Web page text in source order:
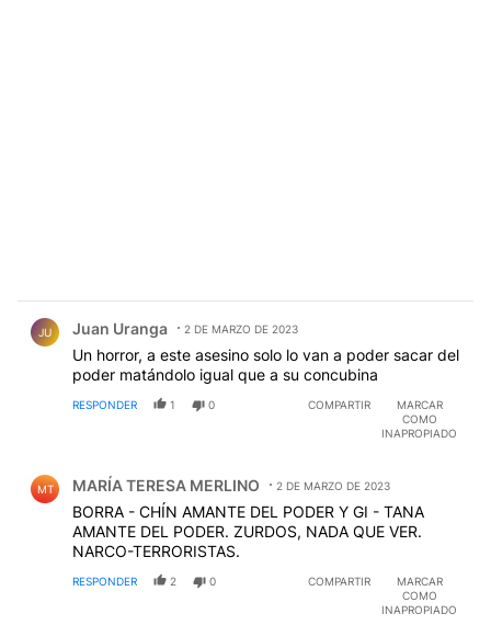
JU Juan Uranga 2 DE MARZO DE 2023
Un horror, a este asesino solo lo van a poder sacar del
poder matándolo igual que a su concubina
RESPONDER 1 0 COMPARTIR
MARCAR
COMO
INAPROPIADO
MT MARÍA TERESA MERLINO 2 DE MARZO DE 2023
BORRA - CHÍN AMANTE DEL PODER Y GI - TANA
AMANTE DEL PODER. ZURDOS, NADA QUE VER.
NARCO-TERRORISTAS.
RESPONDER 2 0 COMPARTIR
MARCAR
COMO
INAPROPIADO